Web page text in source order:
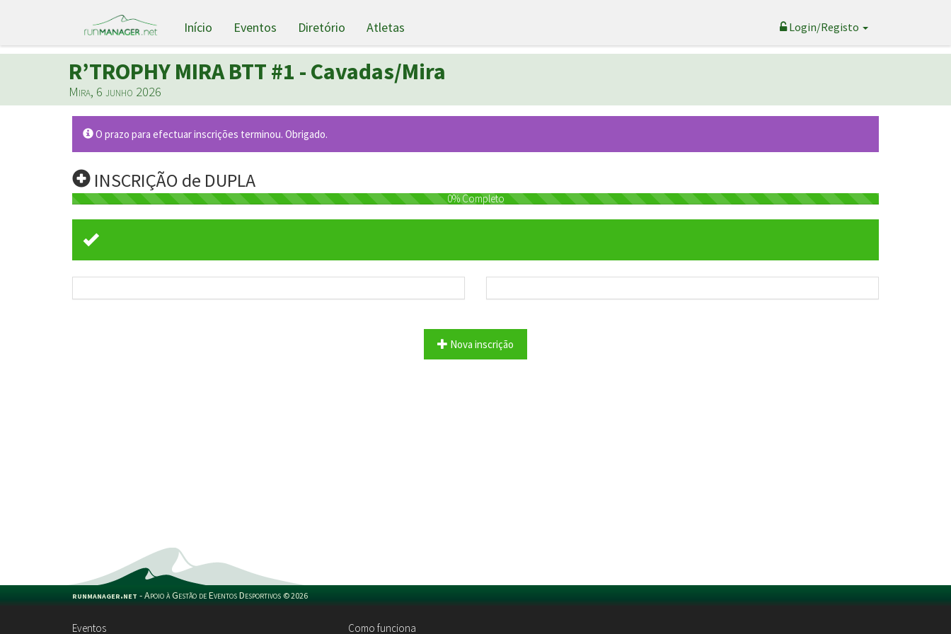
Início Eventos Diretório Atletas Login/Registo
R’TROPHY MIRA BTT #1 - Cavadas/Mira
Mira, 6 junho 2026
O prazo para efectuar inscrições terminou. Obrigado.
INSCRIÇÃO de DUPLA
0% Completo
Nova inscrição
runmanager.net -Apoio à Gestão de Eventos Desportivos ©2026
Eventos Como funciona